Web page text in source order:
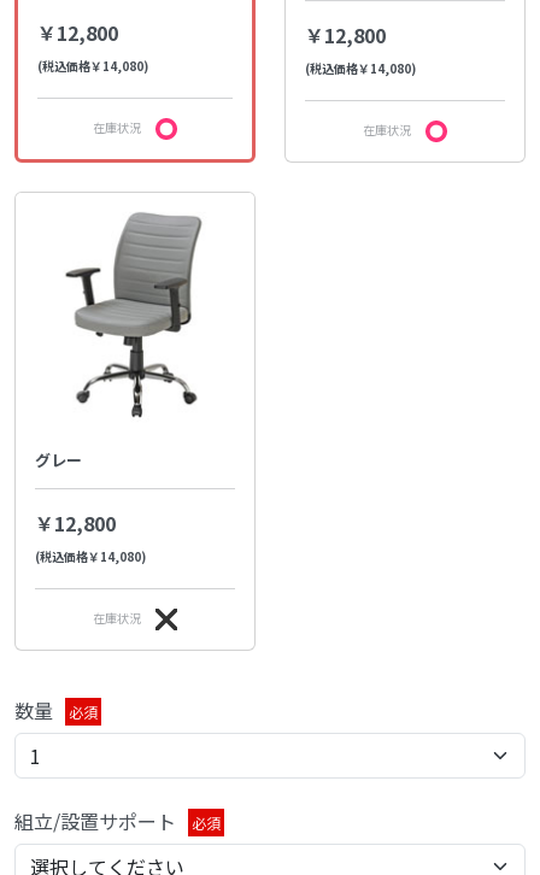
￥12,800
(税込価格￥14,080)
在庫状況
￥12,800
(税込価格￥14,080)
在庫状況
グレー
￥12,800
(税込価格￥14,080)
在庫状況
数量 必須
組立/設置サポート 必須